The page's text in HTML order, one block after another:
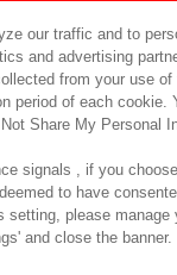
のご提供について
our traffic and to
and advertising
from your use
period of each cookie.
Share My Personal
signals , if you
to have
please
and close the banner.